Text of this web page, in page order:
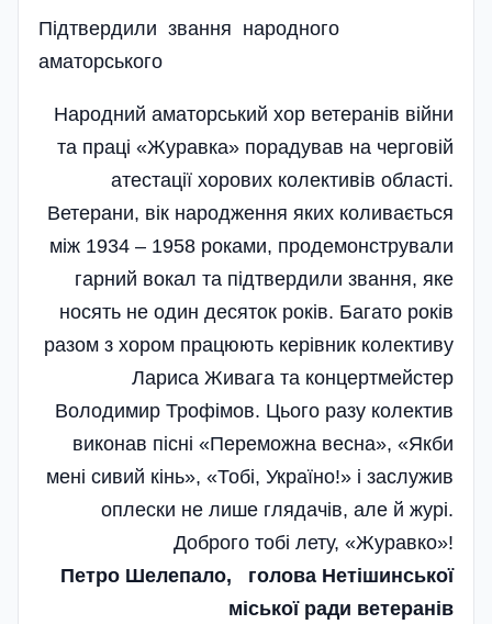
Підтвердили звання народного
аматорського
Народний аматорський хор ветеранів війни
та праці «Журавка» порадував на черговій
атестації хорових колективів області.
Ветерани, вік наро­дження яких коливається
між 1934 – 1958 роками, продемонстрували
гарний вокал та підтвердили звання, яке
носять не один десяток років. Багато років
разом з хором працюють керівник колективу
Лариса Живага та концертмейстер
Володимир Трофімов. Цього разу колектив
виконав пісні «Переможна весна», «Якби
мені сивий кінь», «Тобі, Україно!­» і заслужив
оплески не лише глядачів, але й журі.
Доброго тобі лету, «Журавко»!
Петро Шелепало, голова Нетішинської
міської ради ветеранів